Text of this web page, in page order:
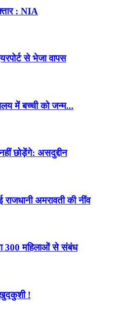
: NIA
से भेजा वापस
में बच्ची को जन्म...
छोड़ेंगे: असदुद्दीन
अमरावती की नींव
300 महिलाओं से संबंध
खुदकुशी !